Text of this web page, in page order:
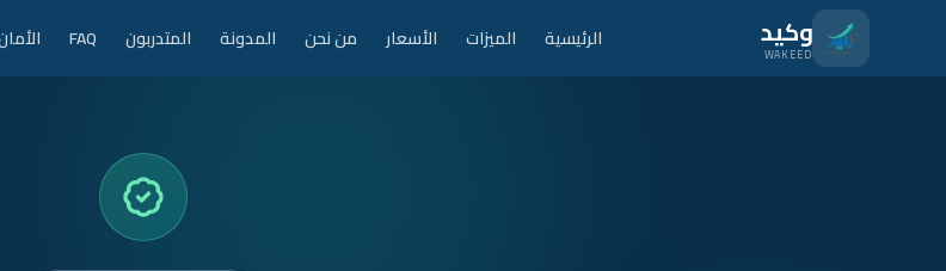
انتقل للمحتوى الرئيسيوكيد
WAKEED الرئيسية الميزات الأسعار من نحن المدونة المتدربون FAQ